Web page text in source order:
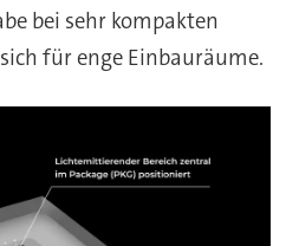
bei sehr kompakten
für enge Einbauräume.